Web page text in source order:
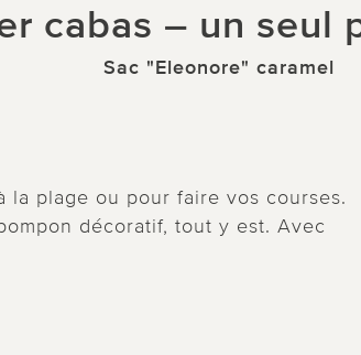
cabas – un seul
Sac "Eleonore" caramel
plage ou pour faire vos courses.
décoratif, tout y est. Avec